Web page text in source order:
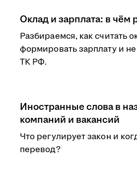
Оклад и зарплата: в чём
Разбираемся, как считать
формировать зарплату и
ТК РФ.
Иностранные слова в
компаний и вакансий
Что регулирует закон и
перевод?